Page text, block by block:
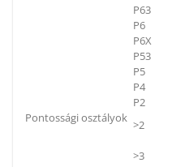
Pontossági osztályok
P63
P6
P6X
P53
P5
P4
P2
>2
>3